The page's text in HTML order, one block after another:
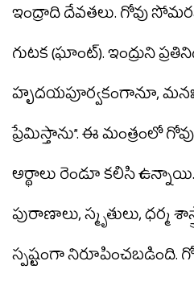
ఇంద్రాది దేవతలు. గోవు
గుటక (ఘాంట్). ఇంద్రుని
హృదయపూర్వకంగానూ,
ప్రేమిస్తాను”. ఈ మంత్రంలో
అర్థాలు రెండూ కలిసి
పురాణాలు, స్మృతులు, ధర్మ
స్పష్టంగా